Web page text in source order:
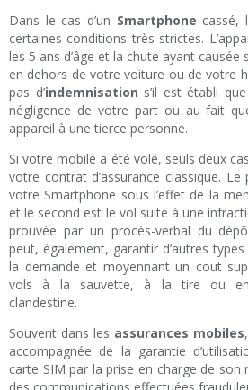
Dans le cas d’un Smartphone cassé,
certaines conditions très strictes.
les 5 ans d’âge et la chute ayant
en dehors de votre voiture ou de votre
pas d’indemnisation s’il est établi
négligence de votre part ou au fait
appareil à une tierce personne.
Si votre mobile a été volé, seuls deux
votre contrat d’assurance classique. Le
votre Smartphone sous l’effet de la
et le second est le vol suite à une
prouvée par un procès-verbal du
peut, également, garantir d’autres
la demande et moyennant un cout
vols à la sauvette, à la tire ou
clandestine.
Souvent dans les assurances mobiles
accompagnée de la garantie
carte SIM par la prise en charge de